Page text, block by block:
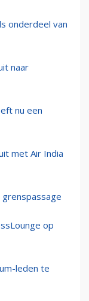
onderdeel van
naar
nu een
met Air India
op
leden te